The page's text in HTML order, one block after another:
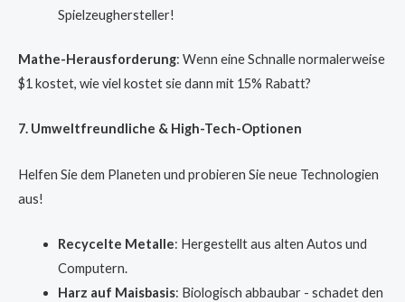
Spielzeughersteller!
Mathe-Herausforderung: Wenn eine Schnalle normalerweise
$1 kostet, wie viel kostet sie dann mit 15% Rabatt?
7. Umweltfreundliche & High-Tech-Optionen
Helfen Sie dem Planeten und probieren Sie neue Technologien
aus!
Recycelte Metalle: Hergestellt aus alten Autos und
Computern.
Harz auf Maisbasis: Biologisch abbaubar - schadet den